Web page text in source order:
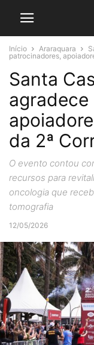
Início Araraquara
patrocinadores,
Santa
da 2ª
O evento contou
recursos para
oncologia que
tomografia
12/05/2026